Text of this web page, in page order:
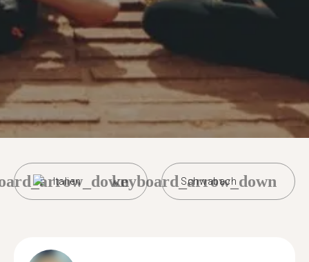
Italien Schwabach
keyboard_arrow_down